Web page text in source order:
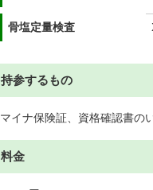
骨塩定量検査
持参するもの
マイナ保険証、資格確認書の
料金